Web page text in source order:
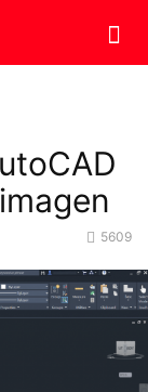
5609